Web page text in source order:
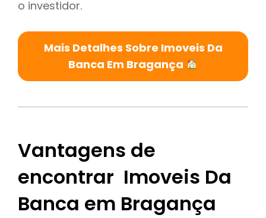
o investidor.
Mais Detalhes Sobre Imoveis Da
Banca Em Bragança
Vantagens de
encontrar Imoveis Da
Banca em Bragança